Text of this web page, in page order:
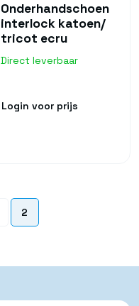
Onderhandschoen
interlock katoen/
tricot ecru
Direct leverbaar
Login voor prijs
2